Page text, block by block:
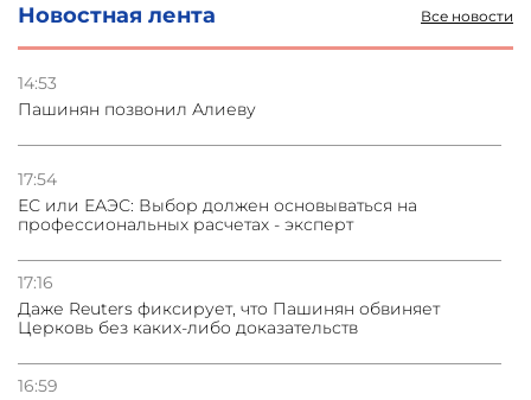
Новостная лента Все новости
14:53
Пашинян позвонил Алиеву
17:54
ЕС или ЕАЭС: Выбор должен основываться на
профессиональных расчетах - эксперт
17:16
Даже Reuters фиксирует, что Пашинян обвиняет
Церковь без каких-либо доказательств
16:59
03.08.2026
Стратегия безопасности ОДКБ допускает применение
Азербайджане
31.07.2026
Сотрудничество и очереди – детали визита главы
погрануправления СНБ Армении в Тбилиси